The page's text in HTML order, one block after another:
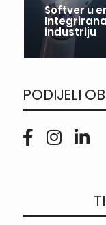
Softver u
industriju
PODIJELI